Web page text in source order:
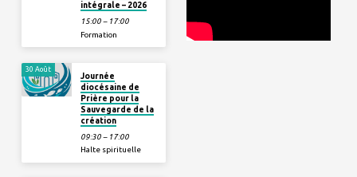
intégrale – 2026
15:00 – 17:00
Formation
30 Août
Journée
diocésaine de
Prière pour la
Sauvegarde de la
création
09:30 – 17:00
Halte spirituelle